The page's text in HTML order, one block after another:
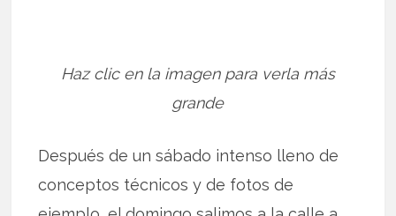
Haz clic en la imagen para verla más
grande
Después de un sábado intenso lleno de
conceptos técnicos y de fotos de